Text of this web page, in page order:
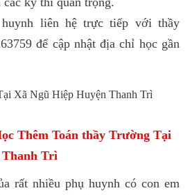
liên hệ trực tiếp với thầy
để cập nhật địa chỉ học gần
Thêm Toán thầy Trường Tại
Thanh Trì
rất nhiều phụ huynh có con em